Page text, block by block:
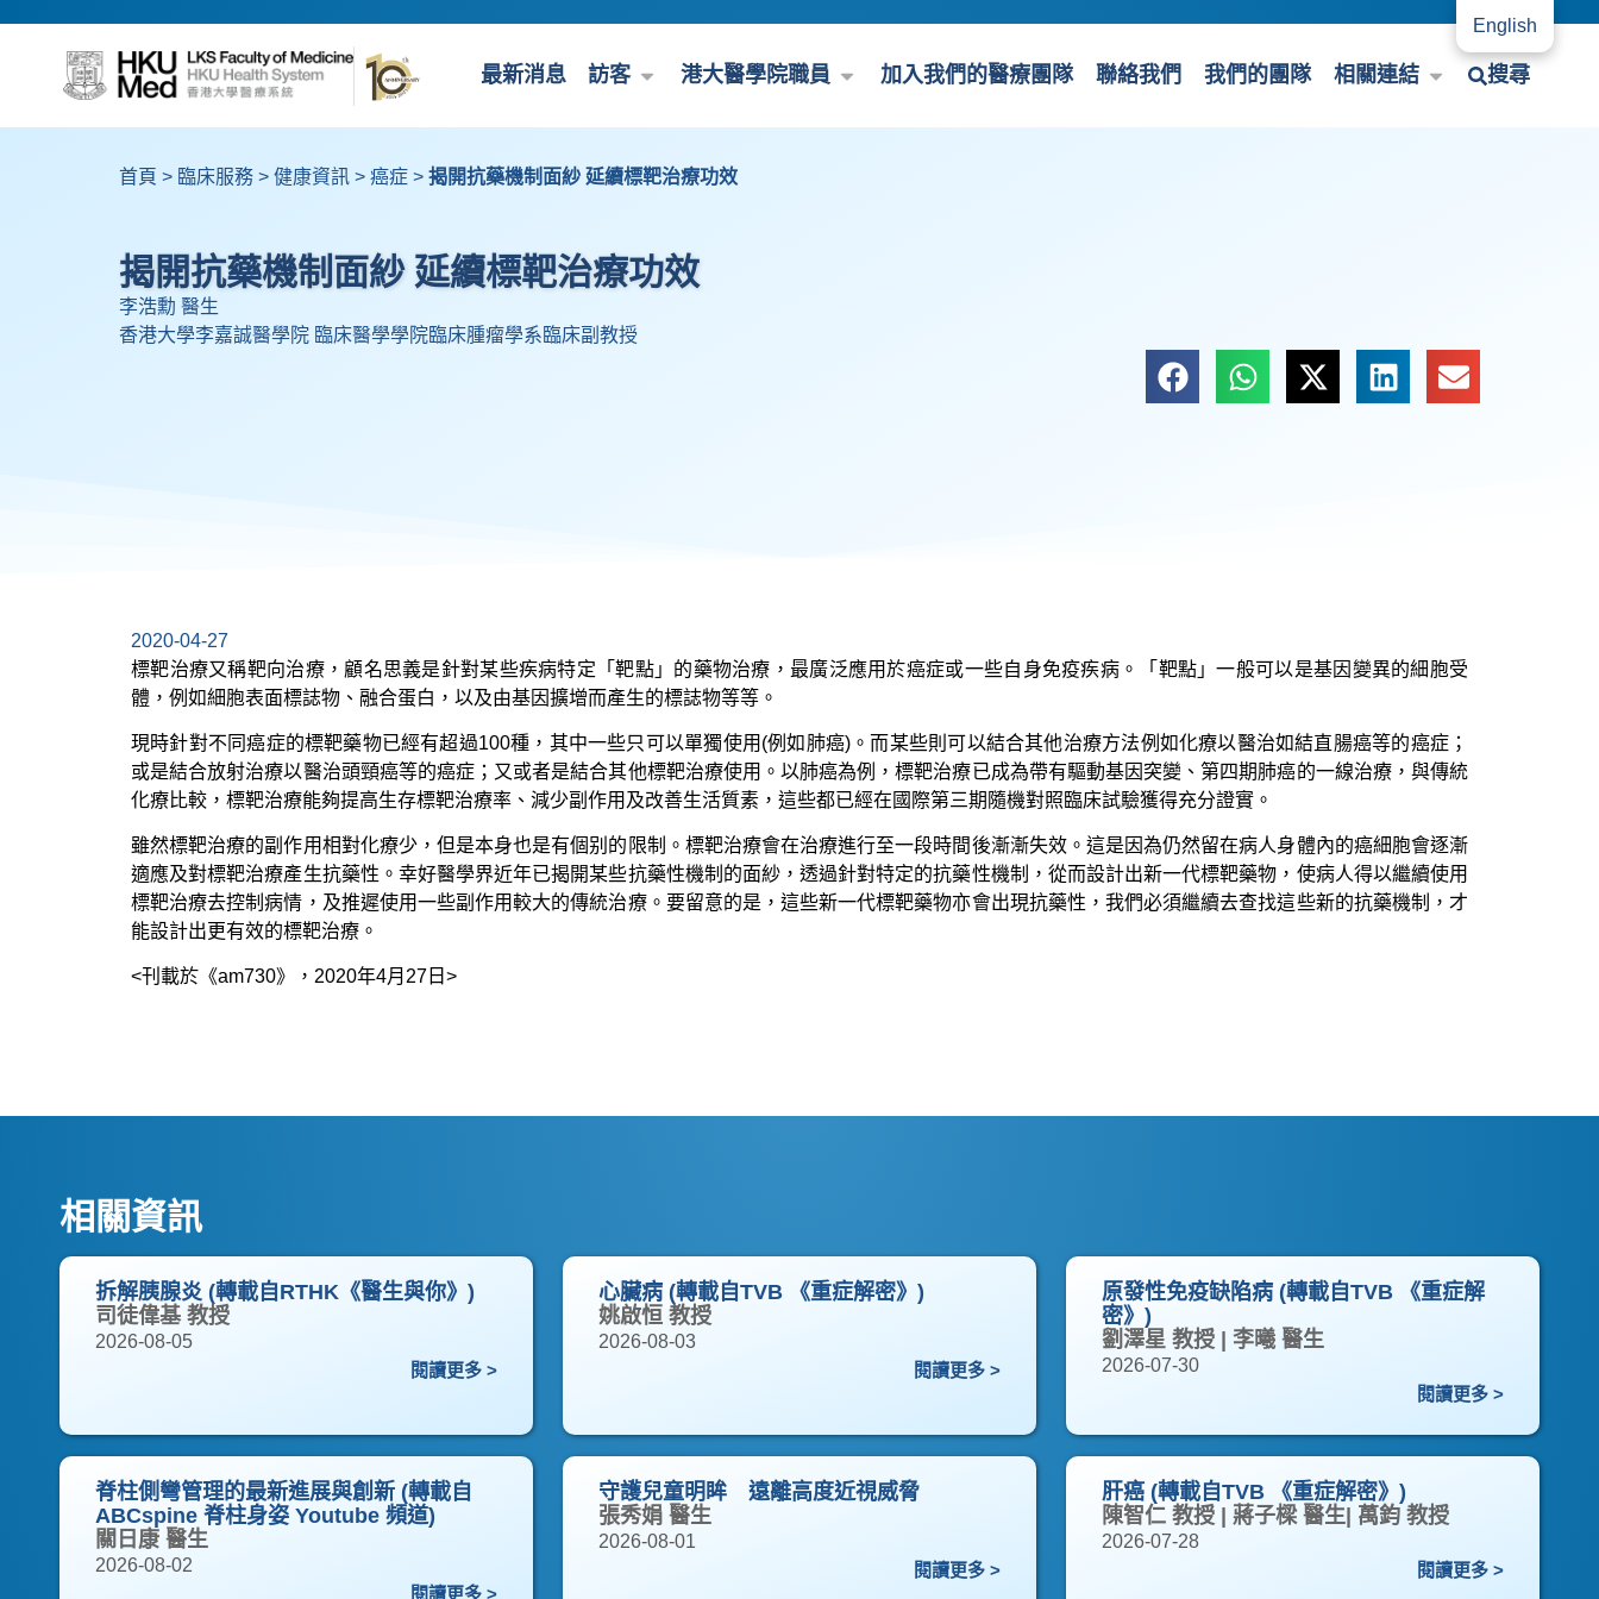
English
最新消息 訪客 港大醫學院職員 加入我們的醫療團隊 聯絡我們 我們的團隊 相關連結 搜尋
首頁 > 臨床服務 > 健康資訊 > 癌症 > 揭開抗藥機制面紗 延續標靶治療功效
揭開抗藥機制面紗 延續標靶治療功效
李浩勳 醫生
香港大學李嘉誠醫學院 臨床醫學學院臨床腫瘤學系臨床副教授
2020-04-27
標靶治療又稱靶向治療，顧名思義是針對某些疾病特定「靶點」的藥物治療，最廣泛應用於癌症或一些自身免疫疾病。「靶點」一般可以是基因變異的細胞受
體，例如細胞表面標誌物、融合蛋白，以及由基因擴增而產生的標誌物等等。
現時針對不同癌症的標靶藥物已經有超過100種，其中一些只可以單獨使用(例如肺癌)。而某些則可以結合其他治療方法例如化療以醫治如結直腸癌等的癌症；
或是結合放射治療以醫治頭頸癌等的癌症；又或者是結合其他標靶治療使用。以肺癌為例，標靶治療已成為帶有驅動基因突變、第四期肺癌的一線治療，與傳統
化療比較，標靶治療能夠提高生存標靶治療率、減少副作用及改善生活質素，這些都已經在國際第三期隨機對照臨床試驗獲得充分證實。
雖然標靶治療的副作用相對化療少，但是本身也是有個别的限制。標靶治療會在治療進行至一段時間後漸漸失效。這是因為仍然留在病人身體內的癌細胞會逐漸
適應及對標靶治療產生抗藥性。幸好醫學界近年已揭開某些抗藥性機制的面紗，透過針對特定的抗藥性機制，從而設計出新一代標靶藥物，使病人得以繼續使用
標靶治療去控制病情，及推遲使用一些副作用較大的傳統治療。要留意的是，這些新一代標靶藥物亦會出現抗藥性，我們必須繼續去查找這些新的抗藥機制，才
能設計出更有效的標靶治療。
<刊載於《am730》，2020年4月27日>
相關資訊
拆解胰腺炎 (轉載自RTHK《醫生與你》)
司徒偉基 教授
2026-08-05
閱讀更多 >
心臟病 (轉載自TVB 《重症解密》)
姚啟恒 教授
2026-08-03
閱讀更多 >
原發性免疫缺陷病 (轉載自TVB 《重症解
密》)
劉澤星 教授 | 李曦 醫生
2026-07-30
閱讀更多 >
脊柱側彎管理的最新進展與創新 (轉載自
ABCspine 脊柱身姿 Youtube 頻道)
關日康 醫生
2026-08-02
閱讀更多 >
守護兒童明眸 遠離高度近視威脅
張秀娟 醫生
2026-08-01
閱讀更多 >
肝癌 (轉載自TVB 《重症解密》)
陳智仁 教授 | 蔣子樑 醫生| 萬鈞 教授
2026-07-28
閱讀更多 >